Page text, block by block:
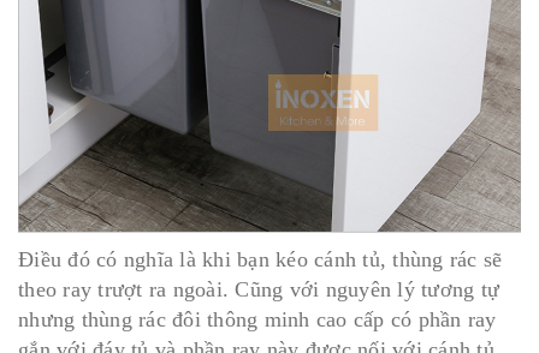
Điều đó có nghĩa là khi bạn kéo cánh tủ, thùng rác sẽ
theo ray trượt ra ngoài. Cũng với nguyên lý tương tự
nhưng thùng rác đôi thông minh cao cấp có phần ray